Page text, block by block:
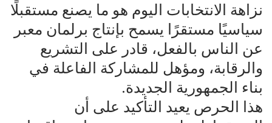
نزاهة الانتخابات اليوم هو ما يصنع مستقبلًا
سياسيًا مستقرًا يسمح بإنتاج برلمان معبر
عن الناس بالفعل، قادر على التشريع
والرقابة، ومؤهل للمشاركة الفاعلة في
بناء الجمهورية الجديدة.
هذا الحرص يعيد التأكيد على أن